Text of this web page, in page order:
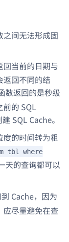
间无法形成固
回当前的日期与
返回不同的结
数返回的是秒级
前的 SQL
SQL Cache。
的时间转为粗
tbl where
天的查询都可以
Cache，因为
尽量避免在查